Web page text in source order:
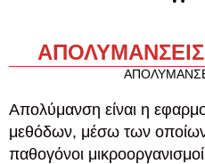
Απολύμανση είναι η
μεθόδων, μέσω των οποίων
παθογόνοι